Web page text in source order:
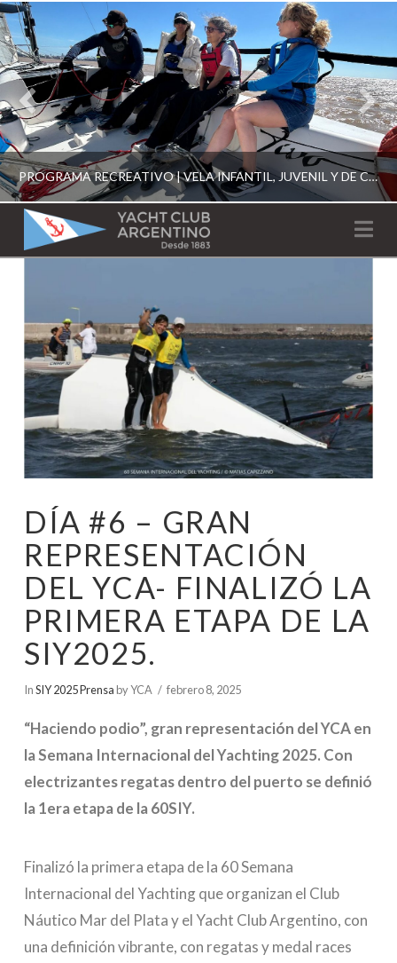
PROGRAMA RECREATIVO | VELA INFANTIL, JUVENIL Y DE CRUCERO 2026
ESCUELA RECREATIVA 2026
YACHT
ARGENTINO
DÍA #6 – GRAN
REPRESENTACIÓN
DEL YCA- FINALIZÓ LA
PRIMERA ETAPA DE LA
SIY2025.
InSIY 2025 Prensa by YCA febrero 8, 2025
“Haciendo podio”, gran representación del YCA en
la Semana Internacional del Yachting 2025. Con
electrizantes regatas dentro del puerto se definió
la 1era etapa de la 60SIY.
Finalizó la primera etapa de la 60 Semana
Internacional del Yachting que organizan el Club
Náutico Mar del Plata y el Yacht Club Argentino, con
una definición vibrante, con regatas y medal races